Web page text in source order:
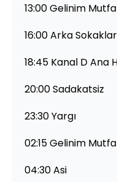
13:00 Gelinim
16:00 Arka Sokaklar
18:45 Kanal D Ana
20:00 Sadakatsiz
23:30 Yargı
02:15 Gelinim
04:30 Asi